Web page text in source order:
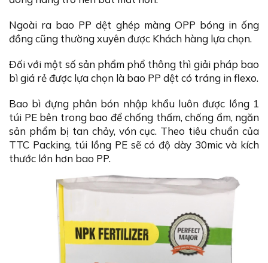
Ngoài ra bao PP dệt ghép màng OPP bóng in ống
đồng cũng thường xuyên được Khách hàng lựa chọn.
Đối với một số sản phẩm phổ thông thì giải pháp bao
bì giá rẻ được lựa chọn là bao PP dệt có tráng in flexo.
Bao bì đựng phân bón nhập khẩu luôn được lồng 1
túi PE bên trong bao để chống thấm, chống ẩm, ngăn
sản phẩm bị tan chảy, vón cục. Theo tiêu chuẩn của
TTC Packing, túi lồng PE sẽ có độ dày 30mic và kích
thước lớn hơn bao PP.